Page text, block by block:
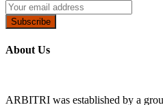
Subscribe
About Us
ARBITRI was established by a